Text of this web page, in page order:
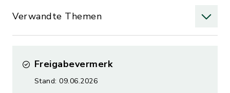
Verwandte Themen
Freigabevermerk
Stand: 09.06.2026